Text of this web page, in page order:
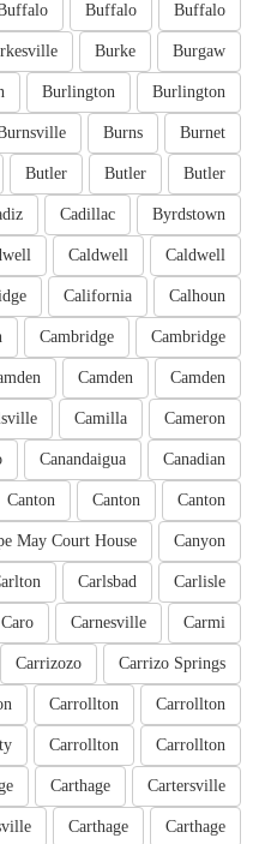
Buffalo
Buffalo
Burgaw
Burke
Burlington
Burlington
Burnet
Burns
Butler
Butler
Butler
Byrdstown
Cadillac
Caldwell
Caldwell
Calhoun
California
Cambridge
Cambridge
Camden
Camden
Cameron
Camilla
Canadian
Canandaigua
Canton
Canton
Canton
Canyon
May Court House
Carlisle
Carlsbad
Carmi
Carnesville
Caro
Carrizo Springs
Carrizozo
Carrollton
Carrollton
Carrollton
Carrollton
Cartersville
Carthage
Carthage
Carthage